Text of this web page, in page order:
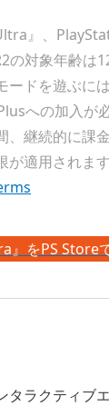
』、
の対象年齢は
ードを遊ぶに
への加入が
、継続的に課
適用されま
』をPS Store
タラクティブ